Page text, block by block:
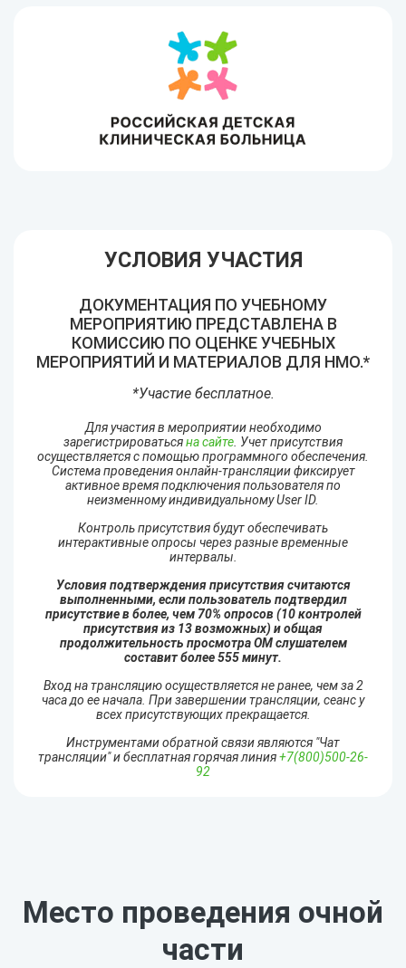
УСЛОВИЯ УЧАСТИЯ
ДОКУМЕНТАЦИЯ ПО УЧЕБНОМУ
МЕРОПРИЯТИЮ ПРЕДСТАВЛЕНА В
КОМИССИЮ ПО ОЦЕНКЕ УЧЕБНЫХ
МЕРОПРИЯТИЙ И МАТЕРИАЛОВ ДЛЯ НМО.*
*Участие бесплатное.
Для участия в мероприятии необходимо
зарегистрироватьсяна сайте . Учет присутствия
осуществляется с помощью программного обеспечения.
Система проведения онлайн-трансляции фиксирует
активное время подключения пользователя по
неизменному индивидуальному User ID.
Контроль присутствия будут обеспечивать
интерактивные опросы через разные временные
интервалы.
Условия подтверждения присутствия считаются
выполненными, если пользователь подтвердил
присутствие в более, чем 70% опросов (10 контролей
присутствия из 13 возможных) и общая
продолжительность просмотра ОМ слушателем
составит более 555 минут.
Вход на трансляцию осуществляется не ранее, чем за 2
часа до ее начала. При завершении трансляции, сеанс у
всех присутствующих прекращается.
Инструментами обратной связи являются "Чат
трансляции" и бесплатная горячая линия+7(800)500-26-
92
Место проведения очной
части